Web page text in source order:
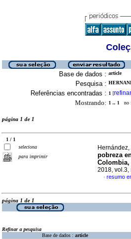
Base de dados : article
Pesquisa :
Referências encontradas : 1 [refinar
Mostrando: 1 .. 1 no
página 1 de 1
1 / 1
seleciona
para imprimir
pobreza
Colombia,
2018, vol.3,
· resumo
página 1 de 1
Refinar a pesquisa
Base de dados : article